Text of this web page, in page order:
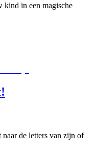
kind in een magische
de letters van zijn of